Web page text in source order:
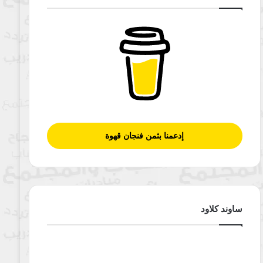
إدعمنا بثمن فنجان قهوة
ساوند كلاود